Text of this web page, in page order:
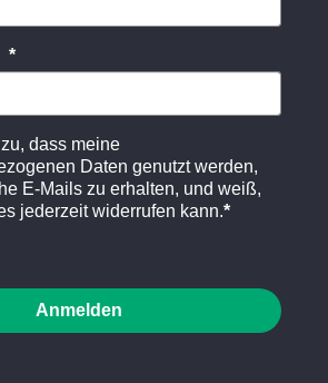
dass meine
Daten genutzt werden,
E-Mails zu erhalten, und weiß,
jederzeit widerrufen kann.
Anmelden